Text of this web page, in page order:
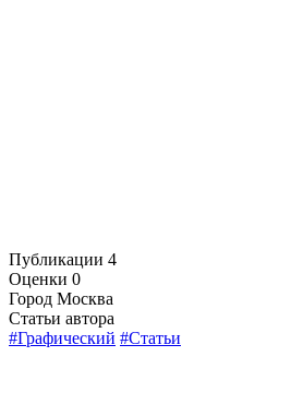
Публикации 4
Оценки 0
Город Москва
Статьи автора
#Графический #Статьи